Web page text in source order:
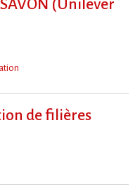
(Unilever
de filières